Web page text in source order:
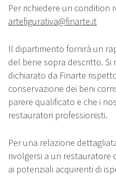
Per richiedere un condition
artefigurativa@finarte.it
Il dipartimento fornirà un
del bene sopra descritto.
dichiarato da Finarte
conservazione dei beni
parere qualificato e che i
restauratori professionisti.
Per una relazione
rivolgersi a un restauratore
ai potenziali acquirenti di